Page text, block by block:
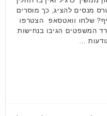
מנסים להציג, כך מוסרים
שלחו וואטסאפ הצטרפו
המשפטים הגיבו בנחישות
…